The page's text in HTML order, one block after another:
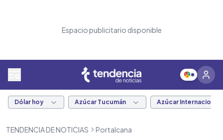
Espacio publicitario disponible
Dólar hoy Azúcar Tucumán Azúcar Internacional
TENDENCIA DE NOTICIAS Portalcana